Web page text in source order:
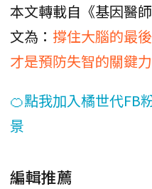
本文轉載自《基因醫師
文為： 撐住大腦的最
才是預防失智的關鍵
🍊點我加入橘世代FB
景
編輯推薦